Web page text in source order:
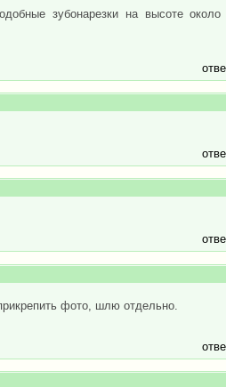
зубонарезки на высоте около
фото, шлю отдельно.